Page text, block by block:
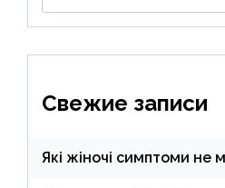
Свежие записи
Які жіночі симптоми не